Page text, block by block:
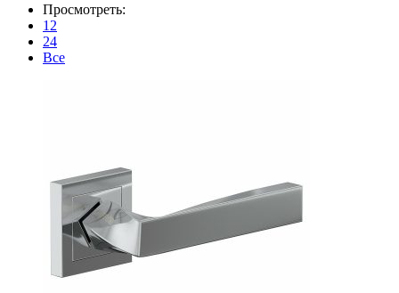
Просмотреть:
12
24
Все